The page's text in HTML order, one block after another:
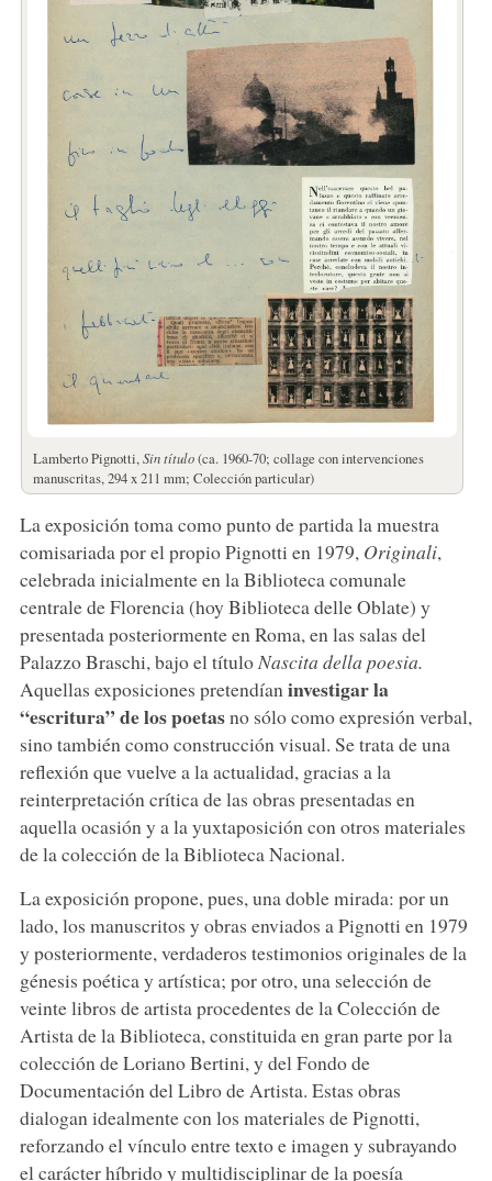
Lamberto Pignotti,Sin título(ca. 1960-70; collage con intervenciones
manuscritas, 294 x 211 mm; Colección particular)
La exposición toma como punto de partida la muestra
comisariada por el propio Pignotti en 1979, Originali,
celebrada inicialmente en la Biblioteca comunale
centrale de Florencia (hoy Biblioteca delle Oblate) y
presentada posteriormente en Roma, en las salas del
Palazzo Braschi, bajo el título Nascita della poesia.
Aquellas exposiciones pretendían investigar la
“escritura” de los poetasno sólo como expresión verbal,
sino también como construcción visual. Se trata de una
reflexión que vuelve a la actualidad, gracias a la
reinterpretación crítica de las obras presentadas en
aquella ocasión y a la yuxtaposición con otros materiales
de la colección de la Biblioteca Nacional.
La exposición propone, pues, una doble mirada: por un
lado, los manuscritos y obras enviados a Pignotti en 1979
y posteriormente, verdaderos testimonios originales de la
génesis poética y artística; por otro, una selección de
veinte libros de artista procedentes de la Colección de
Artista de la Biblioteca, constituida en gran parte por la
colección de Loriano Bertini, y del Fondo de
Documentación del Libro de Artista. Estas obras
dialogan idealmente con los materiales de Pignotti,
reforzando el vínculo entre texto e imagen y subrayando
el carácter híbrido y multidisciplinar de la poesía